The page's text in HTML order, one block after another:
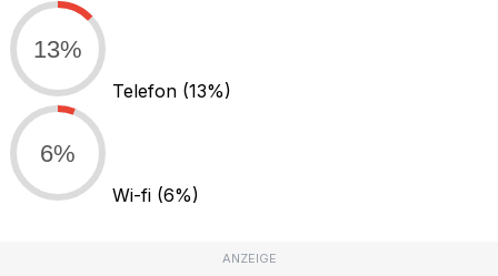
13%
Telefon (13%)
6%
Wi-fi (6%)
ANZEIGE